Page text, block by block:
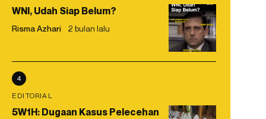
WNI, Udah Siap Belum?
Risma Azhari 2 bulan lalu
4
EDITORIAL
5W1H: Dugaan Kasus Pelecehan